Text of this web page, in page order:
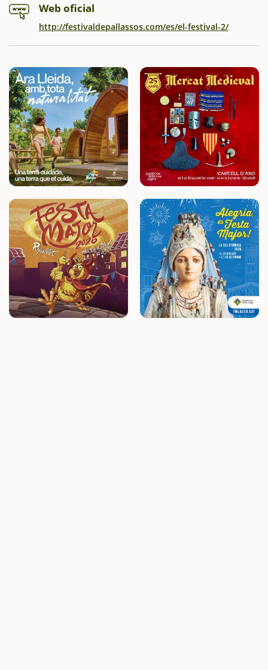
Web oficial
http://festivaldepallassos.com/es/el-festival-2/